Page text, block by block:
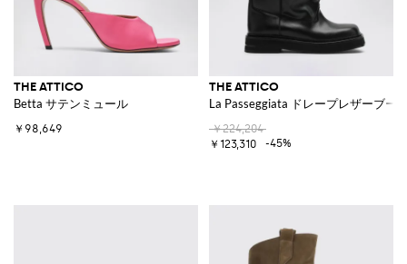
THE ATTICO
Betta サテンミュール
￥98,649
THE ATTICO
La Passeggiata ドレープレザーブー
￥224,204
￥123,310
-45%